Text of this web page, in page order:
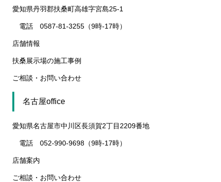
愛知県丹羽郡扶桑町高雄字宮島25-1
電話 0587-81-3255（9時-17時）
店舗情報
扶桑展示場の施工事例
ご相談・お問い合わせ
名古屋office
愛知県名古屋市中川区長須賀2丁目2209番地
電話 052-990-9698（9時-17時）
店舗案内
ご相談・お問い合わせ